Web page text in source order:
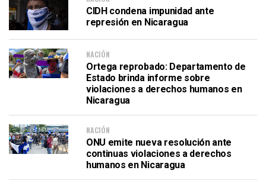
CIDH condena impunidad ante
represión en Nicaragua
NACIÓN
Ortega reprobado: Departamento de
Estado brinda informe sobre
violaciones a derechos humanos en
Nicaragua
NACIÓN
ONU emite nueva resolución ante
continuas violaciones a derechos
humanos en Nicaragua